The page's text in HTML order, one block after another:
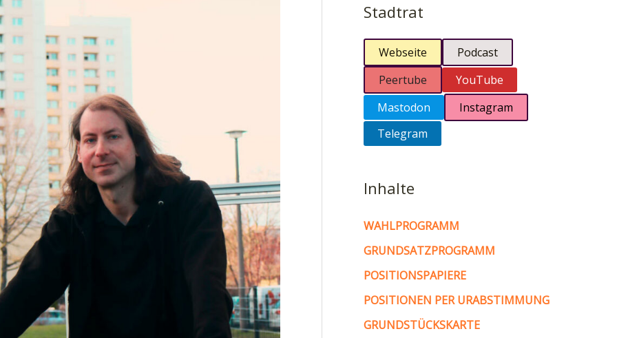
Stadtrat
Webseite
Podcast
Peertube
YouTube
Mastodon
Instagram
Telegram
Inhalte
WAHLPROGRAMM
GRUNDSATZPROGRAMM
POSITIONSPAPIERE
POSITIONEN PER URABSTIMMUNG
GRUNDSTÜCKSKARTE